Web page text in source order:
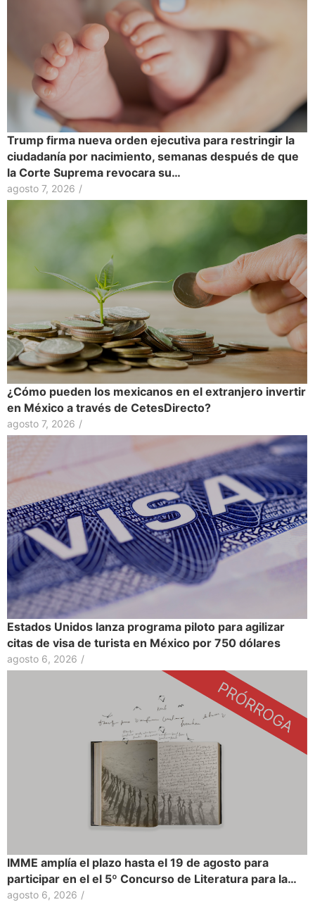
Trump firma nueva orden ejecutiva para restringir la
ciudadanía por nacimiento, semanas después de que
la Corte Suprema revocara su…
agosto 7, 2026 /
¿Cómo pueden los mexicanos en el extranjero invertir
en México a través de CetesDirecto?
agosto 7, 2026 /
Estados Unidos lanza programa piloto para agilizar
citas de visa de turista en México por 750 dólares
agosto 6, 2026 /
IMME amplía el plazo hasta el 19 de agosto para
participar en el el 5º Concurso de Literatura para la…
agosto 6, 2026 /